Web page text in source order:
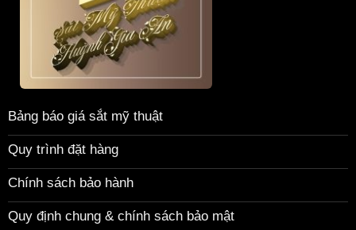
Bảng báo giá sắt mỹ thuật
Quy trình đặt hàng
Chính sách bảo hành
Quy định chung & chính sách bảo mật